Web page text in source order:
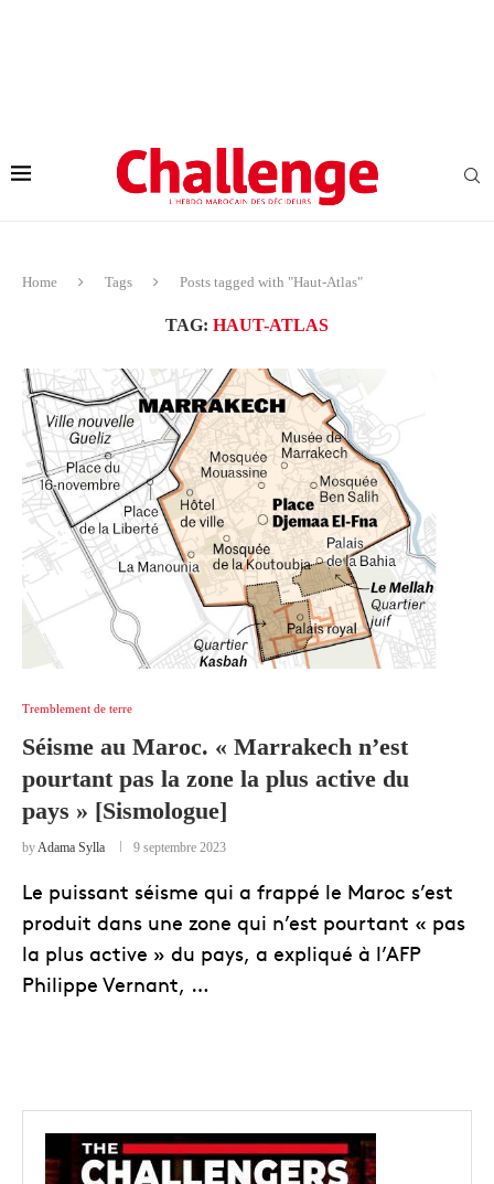
Home Tags Posts tagged with "Haut-Atlas"
TAG: HAUT-ATLAS
Tremblement de terre
Séisme au Maroc. « Marrakech n’est
pourtant pas la zone la plus active du
pays » [Sismologue]
byAdama Sylla 9 septembre 2023
Le puissant séisme qui a frappé le Maroc s’est
produit dans une zone qui n’est pourtant « pas
la plus active » du pays, a expliqué à l’AFP
Philippe Vernant, …